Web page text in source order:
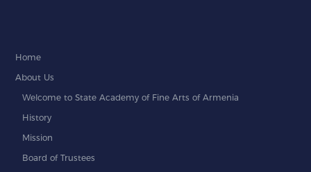
Home
About Us
Welcome to State Academy of Fine Arts of Armenia
History
Mission
Board of Trustees